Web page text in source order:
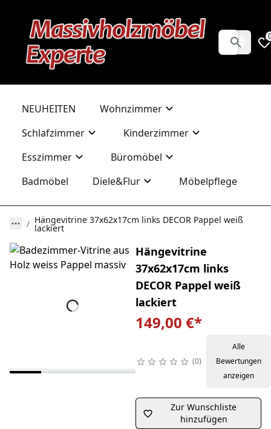
NEUHEITEN
Wohnzimmer
Schlafzimmer
Kinderzimmer
Esszimmer
Büromöbel
Badmöbel
Diele&Flur Möbelpflege
Hängevitrine 37x62x17cm links DECOR Pappel weiß
lackiert
Hängevitrine
37x62x17cm links
DECOR Pappel weiß
lackiert
149,00 €*
0
Alle
Bewertungen
anzeigen
Zur Wunschliste
hinzufügen